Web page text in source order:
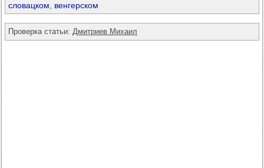
словацком
венгерском
Проверка статьи: Дмитриев Михаил